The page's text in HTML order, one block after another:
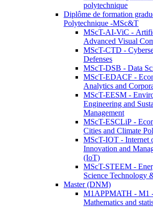
polytechnique
Diplôme de formation
Polytechnique -MSc&T
MScT-AI-ViC -
Advanced Visual
MScT-CTD -
Defenses
MScT-DSB - Data
MScT-EDACF -
Analytics and
MScT-EESM -
Engineering and
Management
MScT-ESCLiP -
Cities and Climate
MScT-IOT - Internet
Innovation and
(IoT)
MScT-STEEM -
Science Technology
Master (DNM)
M1APPMATH - M1
Mathematics and